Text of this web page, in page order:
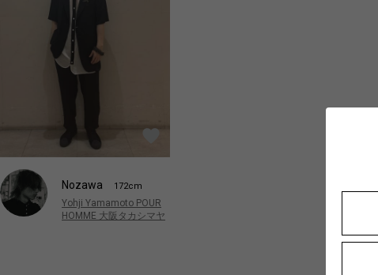
Nozawa 172cm
Yohji Yamamoto POUR
HOMME 大阪タカシマヤ